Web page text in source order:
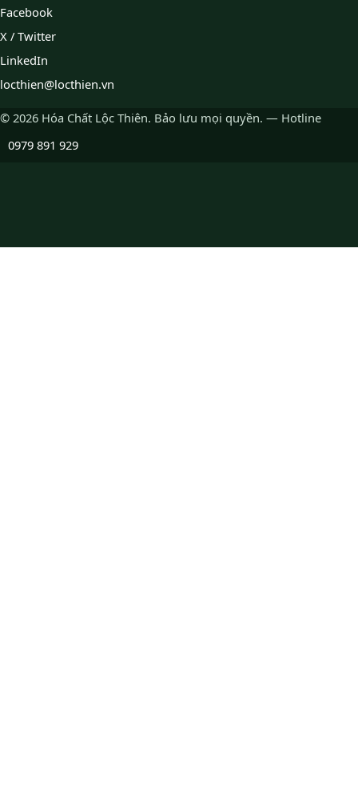
Facebook
X / Twitter
LinkedIn
locthien@locthien.vn
© 2026 Hóa Chất Lộc Thiên. Bảo lưu mọi quyền. — Hotline
0979 891 929